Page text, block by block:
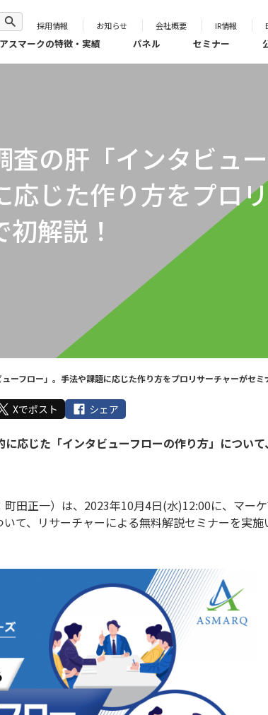
採用情報 お知らせ 会社概要 IR情報
アスマークの特徴・実績 パネル セミナー
査の肝「インタビュー
応じた作り方をプロリ
解説！
ーフロー」。手法や課題に応じた作り方をプロリサーチャーがセミ
Xでポスト シェア
じた「インタビューフローの作り方」について
田正一）は、2023年10月4日(水)12:00に、マー
て、リサーチャーによる無料解説セミナーを実施